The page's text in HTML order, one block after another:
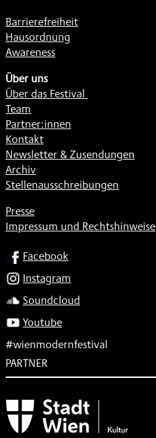
Barrierefreiheit
Hausordnung
Awareness
Über uns
Über das Festival
Team
Partner:innen
Kontakt
Newsletter & Zusendungen
Archiv
Stellenausschreibungen
Presse
Impressum und Rechtshinweise
SOCIALFacebook
Instagram
Soundcloud
Youtube
#wienmodernfestival
PARTNER
Subventionsgeber